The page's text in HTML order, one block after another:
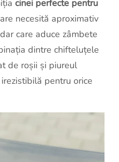
cinei perfecte pentru
necesită aproximativ
care aduce zâmbete
dintre chifteluțele
de roșii și piureul
pentru orice